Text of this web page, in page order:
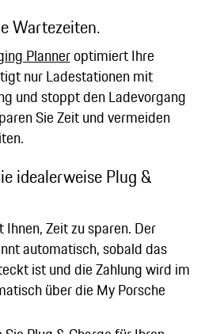
Wartezeiten.
Planneroptimiert Ihre
nur Ladestationen mit
und stoppt den Ladevorgang
Sie Zeit und vermeiden
idealerweise Plug &
Zeit zu sparen. Der
automatisch, sobald das
ist und die Zahlung wird im
über die My Porsche